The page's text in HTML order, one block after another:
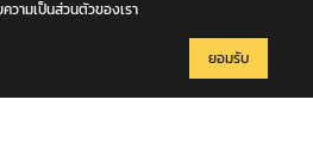
วามเป็นส่วนตัวของเรา
ยอมรับ